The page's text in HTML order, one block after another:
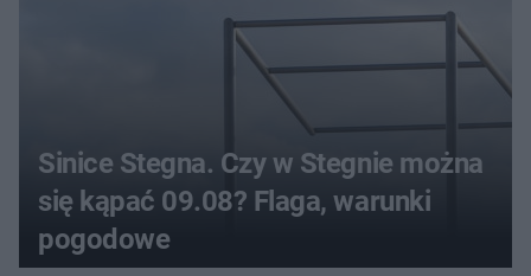
Sinice Stegna. Czy w Stegnie można
się kąpać 09.08? Flaga, warunki
pogodowe